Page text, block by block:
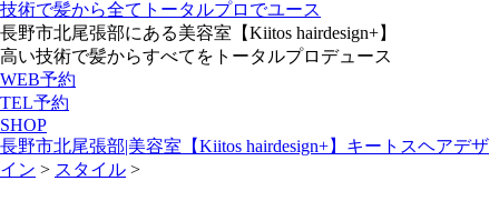
長野市北尾張部にある美容室【Kiitos hairdesign+】
高い技術で髪からすべてをトータルプロデュース
WEB予約
TEL予約
SHOP
長野市北尾張部|美容室【Kiitos hairdesign+】キートスヘアデザ
イン > スタイル >